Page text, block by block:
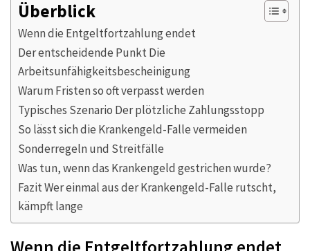
Überblick
Wenn die Entgeltfortzahlung endet
Der entscheidende Punkt Die
Arbeitsunfähigkeitsbescheinigung
Warum Fristen so oft verpasst werden
Typisches Szenario Der plötzliche Zahlungsstopp
So lässt sich die Krankengeld-Falle vermeiden
Sonderregeln und Streitfälle
Was tun, wenn das Krankengeld gestrichen wurde?
Fazit Wer einmal aus der Krankengeld-Falle rutscht,
kämpft lange